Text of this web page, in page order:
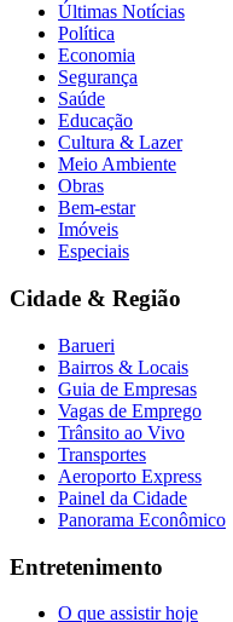
Últimas Notícias
Política
Economia
Segurança
Saúde
Educação
Cultura & Lazer
Meio Ambiente
Obras
Bem-estar
Imóveis
Especiais
Cidade & Região
Barueri
Bairros & Locais
Guia de Empresas
Vagas de Emprego
Trânsito ao Vivo
Transportes
Aeroporto Express
Painel da Cidade
Panorama Econômico
Entretenimento
O que assistir hoje